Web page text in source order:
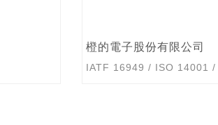
AIAG VDA_FMEA/
皇亮科技股份有限公司
AS 9100/五大核心工具/